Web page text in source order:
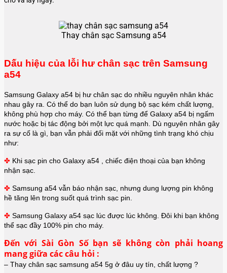
Thay chân sạc Samsung a54
Dấu hiệu của lỗi hư chân sạc trên Samsung
a54
Samsung Galaxy a54 bị hư chân sạc do nhiều nguyên nhân khác
nhau gây ra. Có thể do bạn luôn sử dụng bộ sạc kém chất lượng,
không phù hợp cho máy. Có thể bạn từng để Galaxy a54 bị ngấm
nước hoặc bị tác động bởi một lực quá mạnh. Dù nguyên nhân gây
ra sự cố là gì, bạn vẫn phải đối mặt với những tình trạng khó chịu
như:
✤ Khi sạc pin cho Galaxy a54 , chiếc điện thoại của bạn không
nhận sạc.
✤ Samsung a54 vẫn báo nhận sạc, nhưng dung lượng pin không
hề tăng lên trong suốt quá trình sạc pin.
✤ Samsung Galaxy a54 sạc lúc được lúc không. Đôi khi bạn không
thể sạc đầy 100% pin cho máy.
Đến với Sài Gòn Số bạn sẽ không còn phải hoang
mang giữa các câu hỏi :
– Thay chân sạc samsung a54 5g ở đâu uy tín, chất lượng ?